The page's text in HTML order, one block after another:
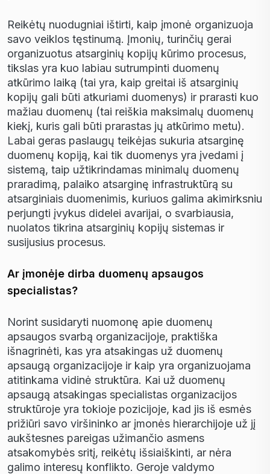
Reikėtų nuodugniai ištirti, kaip įmonė organizuoja
savo veiklos tęstinumą. Įmonių, turinčių gerai
organizuotus atsarginių kopijų kūrimo procesus,
tikslas yra kuo labiau sutrumpinti duomenų
atkūrimo laiką (tai yra, kaip greitai iš atsarginių
kopijų gali būti atkuriami duomenys) ir prarasti kuo
mažiau duomenų (tai reiškia maksimalų duomenų
kiekį, kuris gali būti prarastas jų atkūrimo metu).
Labai geras paslaugų teikėjas sukuria atsarginę
duomenų kopiją, kai tik duomenys yra įvedami į
sistemą, taip užtikrindamas minimalų duomenų
praradimą, palaiko atsarginę infrastruktūrą su
atsarginiais duomenimis, kuriuos galima akimirksniu
perjungti įvykus didelei avarijai, o svarbiausia,
nuolatos tikrina atsarginių kopijų sistemas ir
susijusius procesus.
Ar įmonėje dirba duomenų apsaugos
specialistas?
Norint susidaryti nuomonę apie duomenų
apsaugos svarbą organizacijoje, praktiška
išnagrinėti, kas yra atsakingas už duomenų
apsaugą organizacijoje ir kaip yra organizuojama
atitinkama vidinė struktūra. Kai už duomenų
apsaugą atsakingas specialistas organizacijos
struktūroje yra tokioje pozicijoje, kad jis iš esmės
prižiūri savo viršininko ar įmonės hierarchijoje už jį
aukštesnes pareigas užimančio asmens
atsakomybės sritį, reikėtų išsiaiškinti, ar nėra
galimo interesų konflikto. Geroje valdymo